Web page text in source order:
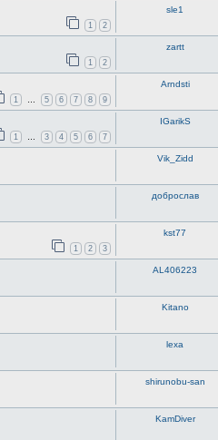
1 2
sle1
1 2
zartt
1 … 5 6 7 8 9
Arndsti
1 … 3 4 5 6 7
IGarikS
Vik_Zidd
доброслав
1 2 3
kst77
AL406223
Kitano
lexa
shirunobu-san
KamDiver